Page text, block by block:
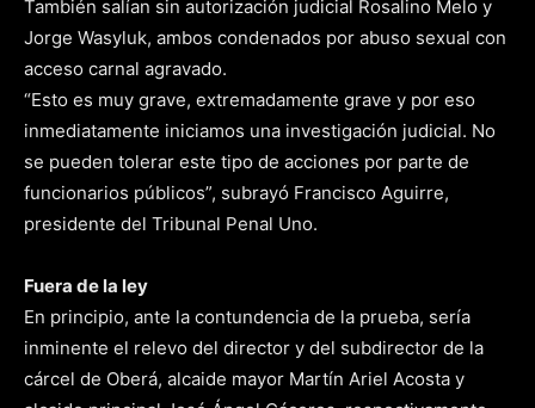
También salían sin autorización judicial Rosalino Melo y
Jorge Wasyluk, ambos condenados por abuso sexual con
acceso carnal agravado.
“Esto es muy grave, extremadamente grave y por eso
inmediatamente iniciamos una investigación judicial. No
se pueden tolerar este tipo de acciones por parte de
funcionarios públicos”, subrayó Francisco Aguirre,
presidente del Tribunal Penal Uno.
Fuera de la ley
En principio, ante la contundencia de la prueba, sería
inminente el relevo del director y del subdirector de la
cárcel de Oberá, alcaide mayor Martín Ariel Acosta y